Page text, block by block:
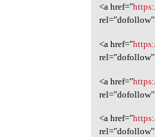
<a href="
<a href="
<a href="
<a href="